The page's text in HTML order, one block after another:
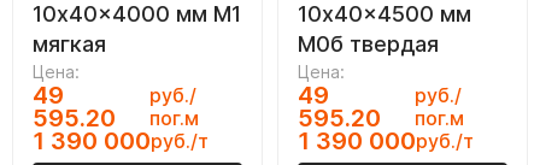
10x40x4000 мм М1
мягкая
Цена:
49
595.20
руб./
пог.м
1 390 000руб./т
10x40x4500 мм
M0б твердая
Цена:
49
595.20
руб./
пог.м
1 390 000руб./т